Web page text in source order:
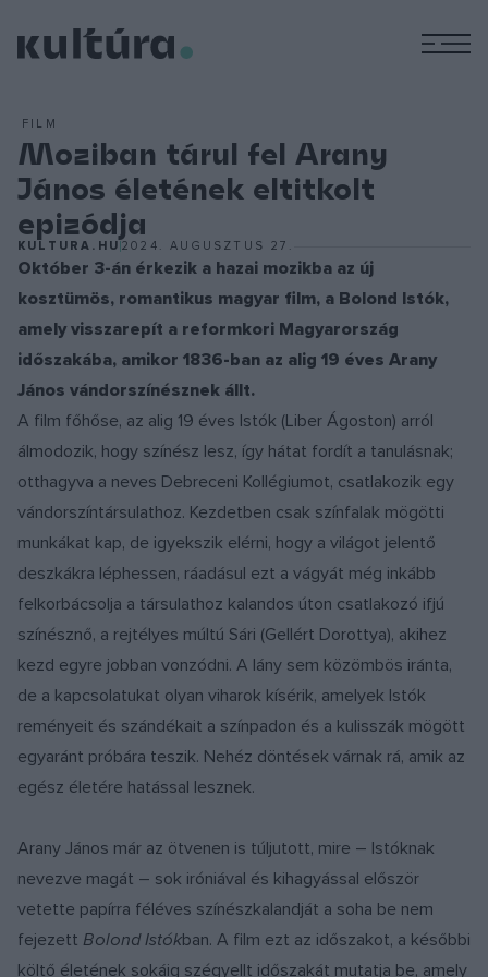
FILM
Moziban tárul fel Arany
János életének eltitkolt
epizódja
KULTURA.HU 2024. AUGUSZTUS 27.
Október 3-án érkezik a hazai mozikba az új
kosztümös, romantikus magyar film, a Bolond Istók,
amely visszarepít a reformkori Magyarország
időszakába, amikor 1836-ban az alig 19 éves Arany
János vándorszínésznek állt.
A film főhőse, az alig 19 éves Istók (Liber Ágoston) arról
álmodozik, hogy színész lesz, így hátat fordít a tanulásnak;
otthagyva a neves Debreceni Kollégiumot, csatlakozik egy
vándorszíntársulathoz. Kezdetben csak színfalak mögötti
munkákat kap, de igyekszik elérni, hogy a világot jelentő
deszkákra léphessen, ráadásul ezt a vágyát még inkább
felkorbácsolja a társulathoz kalandos úton csatlakozó ifjú
színésznő, a rejtélyes múltú Sári (Gellért Dorottya), akihez
kezd egyre jobban vonzódni. A lány sem közömbös iránta,
de a kapcsolatukat olyan viharok kísérik, amelyek Istók
reményeit és szándékait a színpadon és a kulisszák mögött
egyaránt próbára teszik. Nehéz döntések várnak rá, amik az
egész életére hatással lesznek.
Arany János már az ötvenen is túljutott, mire – Istóknak
nevezve magát – sok iróniával és kihagyással először
vetette papírra féléves színészkalandját a soha be nem
fejezett Bolond Istókban. A film ezt az időszakot, a későbbi
költő életének sokáig szégyellt időszakát mutatja be, amely